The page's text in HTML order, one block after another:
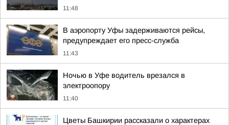
11:48
В аэропорту Уфы задерживаются рейсы,
предупреждает его пресс-служба
11:43
Ночью в Уфе водитель врезался в
электроопору
11:40
Цветы Башкирии рассказали о характерах